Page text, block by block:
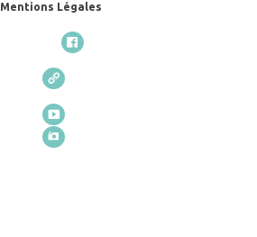
Mentions Légales